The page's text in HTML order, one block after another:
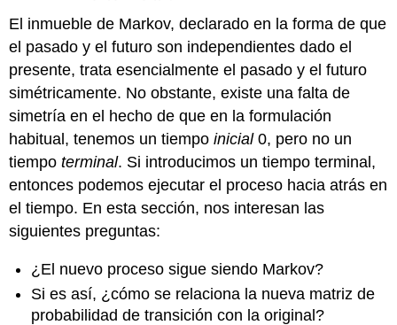
Reversibles
Ejemplos
Aplicaciones
Cadenas
Finitas
Modelos
Especiales
El inmueble de Markov, declarado en la forma de que
el pasado y el futuro son independientes dado el
presente, trata esencialmente el pasado y el futuro
simétricamente. No obstante, existe una falta de
simetría en el hecho de que en la formulación
habitual, tenemos un tiempoinicial0, pero no un
tiempoterminal. Si introducimos un tiempo terminal,
entonces podemos ejecutar el proceso hacia atrás en
el tiempo. En esta sección, nos interesan las
siguientes preguntas:
¿El nuevo proceso sigue siendo Markov?
Si es así, ¿cómo se relaciona la nueva matriz de
probabilidad de transición con la original?